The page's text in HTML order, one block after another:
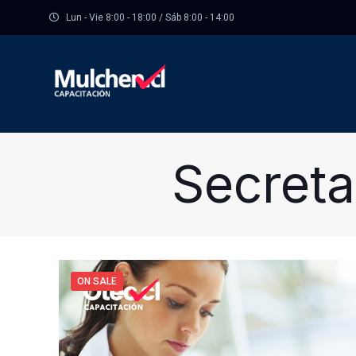
Lun - Vie 8:00 - 18:00 / Sáb 8:00 - 14:00
ON SALE